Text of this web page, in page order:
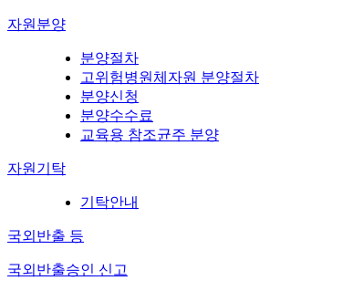
자원분양
분양절차
고위험병원체자원 분양절차
분양신청
분양수수료
교육용 참조균주 분양
자원기탁
기탁안내
국외반출 등
국외반출승인 신고